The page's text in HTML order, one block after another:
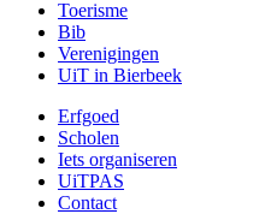
Toerisme
Bib
Verenigingen
UiT in Bierbeek
Erfgoed
Scholen
Iets organiseren
UiTPAS
Contact